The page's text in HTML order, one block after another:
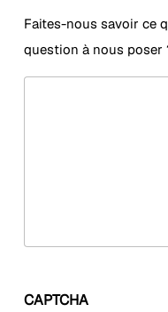
Faites-nous savoir ce
question à nous poser
CAPTCHA